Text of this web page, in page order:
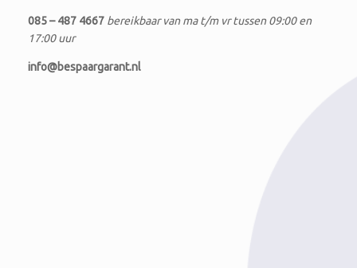
085 – 487 4667 bereikbaar van ma t/m vr tussen 09:00 en
17:00 uur
info@bespaargarant.nl